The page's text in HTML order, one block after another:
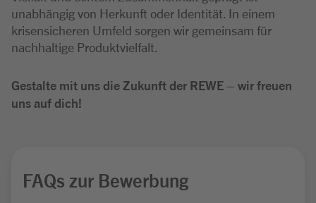
unabhängig von Herkunft oder Identität. In einem
krisensicheren Umfeld sorgen wir gemeinsam für
nachhaltige Produktvielfalt.
Gestalte mit uns die Zukunft der REWE – wir freuen
uns auf dich!
FAQs zur Bewerbung